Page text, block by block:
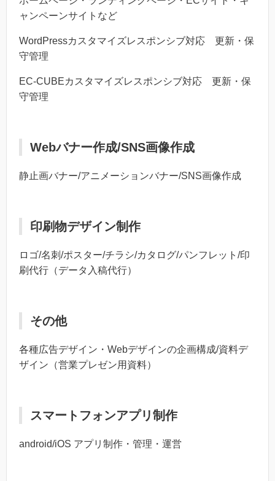
ャンペーンサイトなど
WordPressカスタマイズレスポンシブ対応 更新・保
守管理
EC-CUBEカスタマイズレスポンシブ対応 更新・保
守管理
Webバナー作成/SNS画像作成
静止画バナー/アニメーションバナー/SNS画像作成
印刷物デザイン制作
ロゴ/名刺/ポスター/チラシ/カタログ/パンフレット/印
刷代行（データ入稿代行）
その他
各種広告デザイン・Webデザインの企画構成/資料デ
ザイン（営業プレゼン用資料）
スマートフォンアプリ制作
android/iOS アプリ制作・管理・運営